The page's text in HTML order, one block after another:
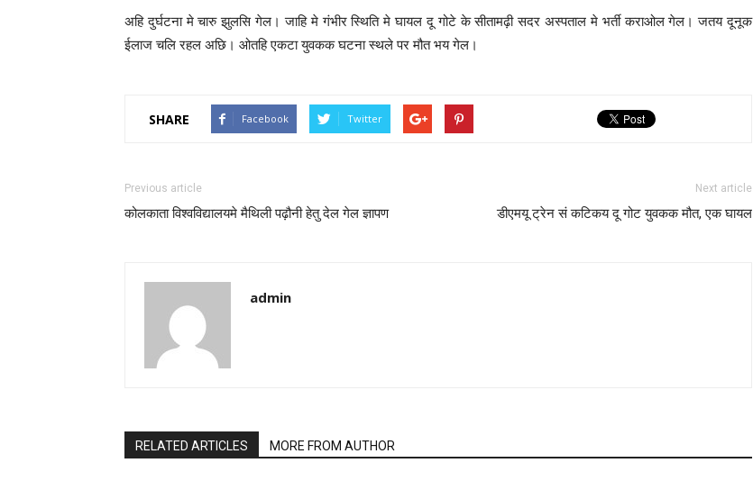
अहि दुर्घटना मे चारु झुलसि गेल। जाहि मे गंभीर स्थिति मे घायल दू गोटे के सीतामढ़ी सदर अस्पताल मे भर्ती कराओल गेल। जतय दूनूक
ईलाज चलि रहल अछि। ओतहि एकटा युवकक घटना स्थले पर मौत भय गेल।
SHARE Facebook Twitter
Previous article
कोलकाता विश्वविद्यालयमे मैथिली पढ़ौनी हेतु देल गेल ज्ञापण
Next article
डीएमयू ट्रेन सं कटिकय दू गोट युवकक मौत, एक घायल
admin
RELATED ARTICLES MORE FROM AUTHOR